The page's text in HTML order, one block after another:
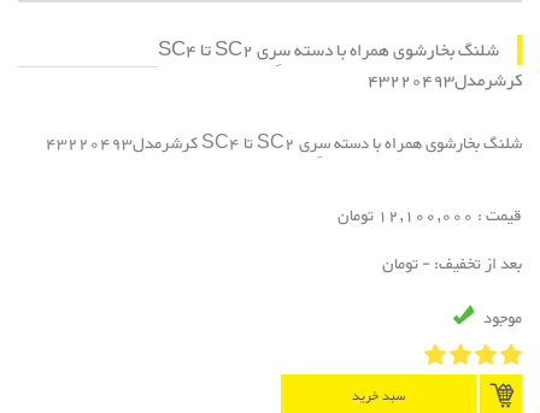
شلنگ بخارشوی همراه با دسته سِری SC2 تا SC4
کرشرمدل43220493
شلنگ بخارشوی همراه با دسته سِری SC2 تا SC4 کرشرمدل43220493
قیمت : 12,100,000 تومان
بعد از تخفیف: - تومان
موجود
سبد خرید